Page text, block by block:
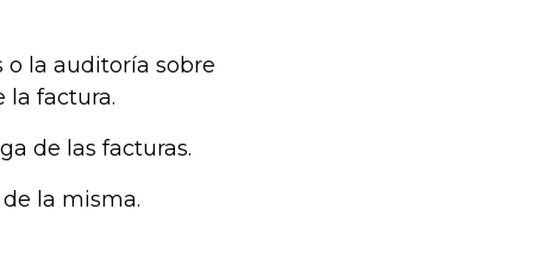
o la auditoría sobre
la factura.
de las facturas.
la misma.